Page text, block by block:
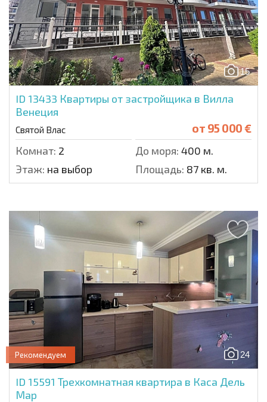
15
ID 13433 Квартиры от застройщика в Вилла
Венеция
Святой Влас от 95 000 €
Комнат: 2 До моря: 400 м.
Этаж: на выбор Площадь: 87 кв. м.
24
Рекомендуем
ID 15591 Трехкомнатная квартира в Каса Дель
Мар